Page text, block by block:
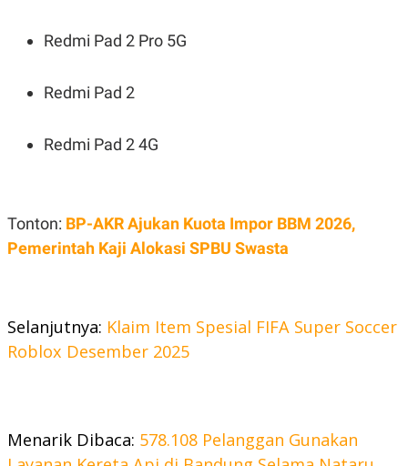
Redmi Pad 2 Pro 5G
Redmi Pad 2
Redmi Pad 2 4G
Tonton: BP-AKR Ajukan Kuota Impor BBM 2026,
Pemerintah Kaji Alokasi SPBU Swasta
Selanjutnya: Klaim Item Spesial FIFA Super Soccer
Roblox Desember 2025
Menarik Dibaca: 578.108 Pelanggan Gunakan